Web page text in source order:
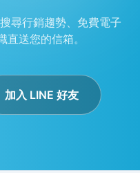
尋行銷趨勢、免費電子
送您的信箱。
加入 LINE 好友